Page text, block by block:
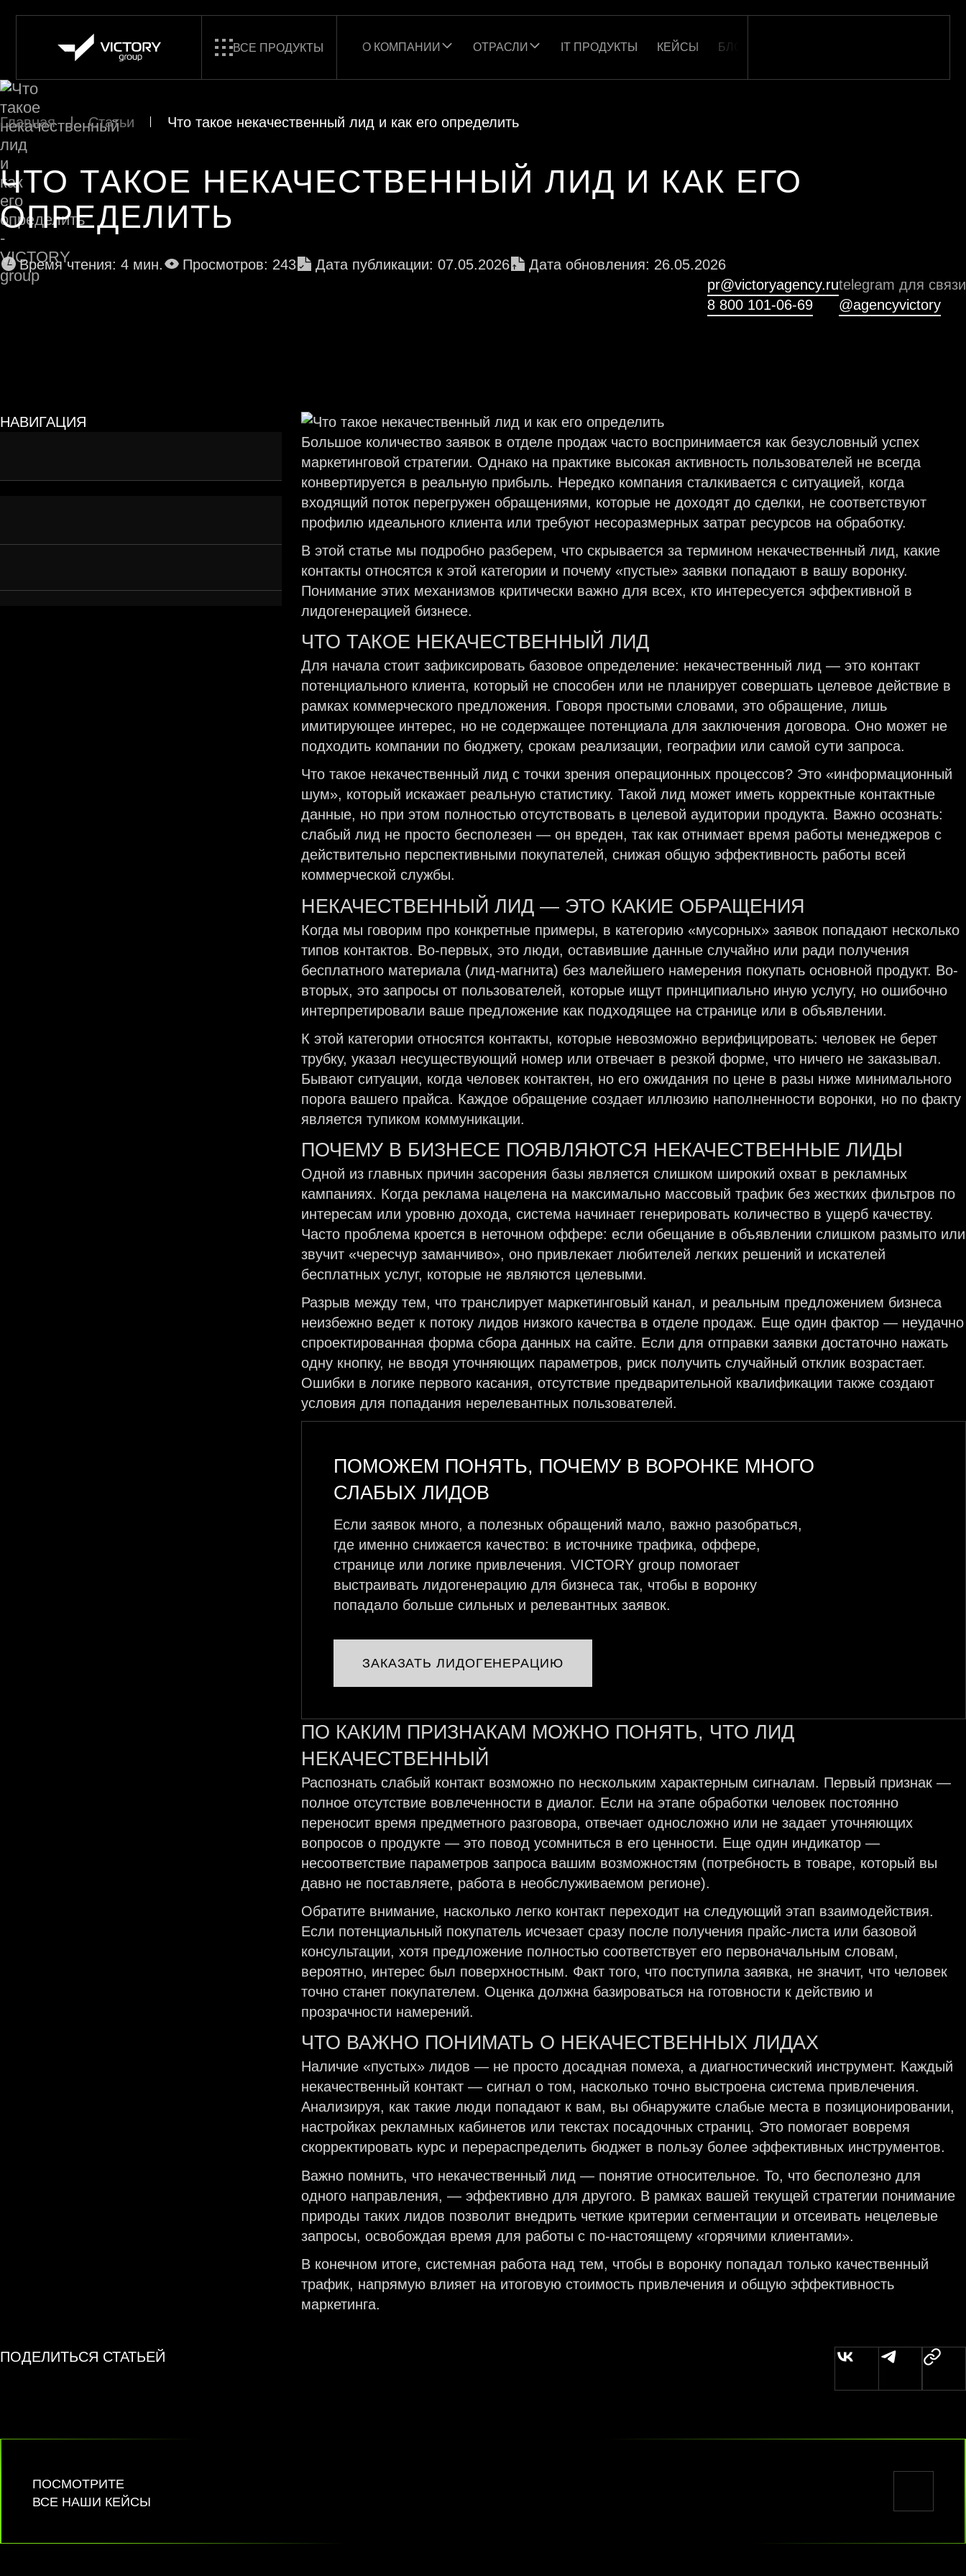
ВСЕ ПРОДУКТЫ О КОМПАНИИ ОТРАСЛИ IT ПРОДУКТЫ КЕЙСЫ БЛОГ
Главная Статьи Что такое некачественный лид и как его определить
ЧТО ТАКОЕ НЕКАЧЕСТВЕННЫЙ ЛИД И КАК ЕГО
ОПРЕДЕЛИТЬ
Время чтения: 4 мин. Просмотров: 243 Дата публикации: 07.05.2026
Дата обновления: 26.05.2026
pr@victoryagency.ru
8 800 101-06-69
telegram для связи
@agencyvictory
НАВИГАЦИЯ
Большое количество заявок в отделе продаж часто воспринимается как безусловный успех
маркетинговой стратегии. Однако на практике высокая активность пользователей не всегда
конвертируется в реальную прибыль. Нередко компания сталкивается с ситуацией, когда
входящий поток перегружен обращениями, которые не доходят до сделки, не соответствуют
профилю идеального клиента или требуют несоразмерных затрат ресурсов на обработку.
В этой статье мы подробно разберем, что скрывается за термином некачественный лид, какие
контакты относятся к этой категории и почему «пустые» заявки попадают в вашу воронку.
Понимание этих механизмов критически важно для всех, кто интересуется эффективной в
лидогенерацией бизнесе.
ЧТО ТАКОЕ НЕКАЧЕСТВЕННЫЙ ЛИД
Для начала стоит зафиксировать базовое определение: некачественный лид — это контакт
потенциального клиента, который не способен или не планирует совершать целевое действие в
рамках коммерческого предложения. Говоря простыми словами, это обращение, лишь
имитирующее интерес, но не содержащее потенциала для заключения договора. Оно может не
подходить компании по бюджету, срокам реализации, географии или самой сути запроса.
Что такое некачественный лид с точки зрения операционных процессов? Это «информационный
шум», который искажает реальную статистику. Такой лид может иметь корректные контактные
данные, но при этом полностью отсутствовать в целевой аудитории продукта. Важно осознать:
слабый лид не просто бесполезен — он вреден, так как отнимает время работы менеджеров с
действительно перспективными покупателей, снижая общую эффективность работы всей
коммерческой службы.
НЕКАЧЕСТВЕННЫЙ ЛИД — ЭТО КАКИЕ ОБРАЩЕНИЯ
Когда мы говорим про конкретные примеры, в категорию «мусорных» заявок попадают несколько
типов контактов. Во-первых, это люди, оставившие данные случайно или ради получения
бесплатного материала (лид-магнита) без малейшего намерения покупать основной продукт. Во-
вторых, это запросы от пользователей, которые ищут принципиально иную услугу, но ошибочно
интерпретировали ваше предложение как подходящее на странице или в объявлении.
К этой категории относятся контакты, которые невозможно верифицировать: человек не берет
трубку, указал несуществующий номер или отвечает в резкой форме, что ничего не заказывал.
Бывают ситуации, когда человек контактен, но его ожидания по цене в разы ниже минимального
порога вашего прайса. Каждое обращение создает иллюзию наполненности воронки, но по факту
является тупиком коммуникации.
ПОЧЕМУ В БИЗНЕСЕ ПОЯВЛЯЮТСЯ НЕКАЧЕСТВЕННЫЕ ЛИДЫ
Одной из главных причин засорения базы является слишком широкий охват в рекламных
кампаниях. Когда реклама нацелена на максимально массовый трафик без жестких фильтров по
интересам или уровню дохода, система начинает генерировать количество в ущерб качеству.
Часто проблема кроется в неточном оффере: если обещание в объявлении слишком размыто или
звучит «чересчур заманчиво», оно привлекает любителей легких решений и искателей
бесплатных услуг, которые не являются целевыми.
Разрыв между тем, что транслирует маркетинговый канал, и реальным предложением бизнеса
неизбежно ведет к потоку лидов низкого качества в отделе продаж. Еще один фактор — неудачно
спроектированная форма сбора данных на сайте. Если для отправки заявки достаточно нажать
одну кнопку, не вводя уточняющих параметров, риск получить случайный отклик возрастает.
Ошибки в логике первого касания, отсутствие предварительной квалификации также создают
условия для попадания нерелевантных пользователей.
ПОМОЖЕМ ПОНЯТЬ, ПОЧЕМУ В ВОРОНКЕ МНОГО
СЛАБЫХ ЛИДОВ
Если заявок много, а полезных обращений мало, важно разобраться,
где именно снижается качество: в источнике трафика, оффере,
странице или логике привлечения. VICTORY group помогает
выстраивать лидогенерацию для бизнеса так, чтобы в воронку
попадало больше сильных и релевантных заявок.
ЗАКАЗАТЬ ЛИДОГЕНЕРАЦИЮ
ПО КАКИМ ПРИЗНАКАМ МОЖНО ПОНЯТЬ, ЧТО ЛИД
НЕКАЧЕСТВЕННЫЙ
Распознать слабый контакт возможно по нескольким характерным сигналам. Первый признак —
полное отсутствие вовлеченности в диалог. Если на этапе обработки человек постоянно
переносит время предметного разговора, отвечает односложно или не задает уточняющих
вопросов о продукте — это повод усомниться в его ценности. Еще один индикатор —
несоответствие параметров запроса вашим возможностям (потребность в товаре, который вы
давно не поставляете, работа в необслуживаемом регионе).
Обратите внимание, насколько легко контакт переходит на следующий этап взаимодействия.
Если потенциальный покупатель исчезает сразу после получения прайс-листа или базовой
консультации, хотя предложение полностью соответствует его первоначальным словам,
вероятно, интерес был поверхностным. Факт того, что поступила заявка, не значит, что человек
точно станет покупателем. Оценка должна базироваться на готовности к действию и
прозрачности намерений.
ЧТО ВАЖНО ПОНИМАТЬ О НЕКАЧЕСТВЕННЫХ ЛИДАХ
Наличие «пустых» лидов — не просто досадная помеха, а диагностический инструмент. Каждый
некачественный контакт — сигнал о том, насколько точно выстроена система привлечения.
Анализируя, как такие люди попадают к вам, вы обнаружите слабые места в позиционировании,
настройках рекламных кабинетов или текстах посадочных страниц. Это помогает вовремя
скорректировать курс и перераспределить бюджет в пользу более эффективных инструментов.
Важно помнить, что некачественный лид — понятие относительное. То, что бесполезно для
одного направления, — эффективно для другого. В рамках вашей текущей стратегии понимание
природы таких лидов позволит внедрить четкие критерии сегментации и отсеивать нецелевые
запросы, освобождая время для работы с по-настоящему «горячими клиентами».
В конечном итоге, системная работа над тем, чтобы в воронку попадал только качественный
трафик, напрямую влияет на итоговую стоимость привлечения и общую эффективность
маркетинга.
ПОДЕЛИТЬСЯ СТАТЬЕЙ
ПОСМОТРИТЕ
ВСЕ НАШИ КЕЙСЫ